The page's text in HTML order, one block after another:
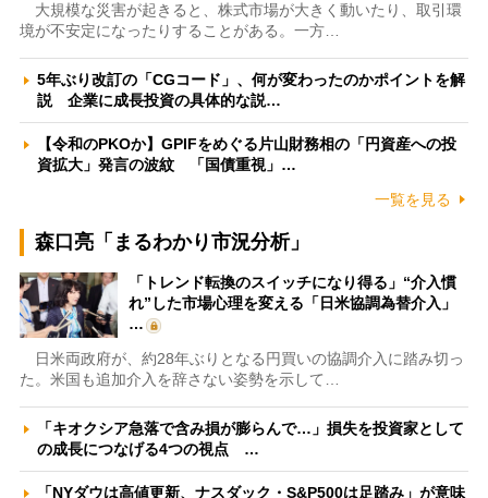
大規模な災害が起きると、株式市場が大きく動いたり、取引環
境が不安定になったりすることがある。一方…
5年ぶり改訂の「CGコード」、何が変わったのかポイントを解
説 企業に成長投資の具体的な説…
【令和のPKOか】GPIFをめぐる片山財務相の「円資産への投
資拡大」発言の波紋 「国債重視」…
一覧を見る
森口亮「まるわかり市況分析」
「トレンド転換のスイッチになり得る」“介入慣
れ”した市場心理を変える「日米協調為替介入」
…
日米両政府が、約28年ぶりとなる円買いの協調介入に踏み切っ
た。米国も追加介入を辞さない姿勢を示して…
「キオクシア急落で含み損が膨らんで…」損失を投資家として
の成長につなげる4つの視点 …
「NYダウは高値更新、ナスダック・S&P500は足踏み」が意味